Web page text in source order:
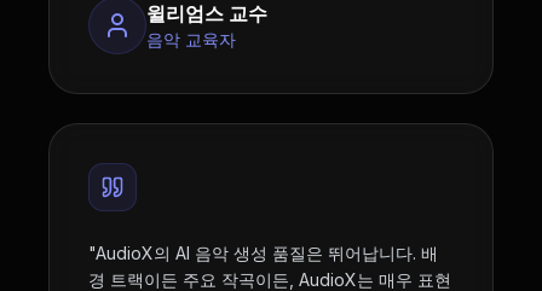
윌리엄스 교수
음악 교육자
"AudioX의 AI 음악 생성 품질은 뛰어납니다. 배
경 트랙이든 주요 작곡이든, AudioX는 매우 표현